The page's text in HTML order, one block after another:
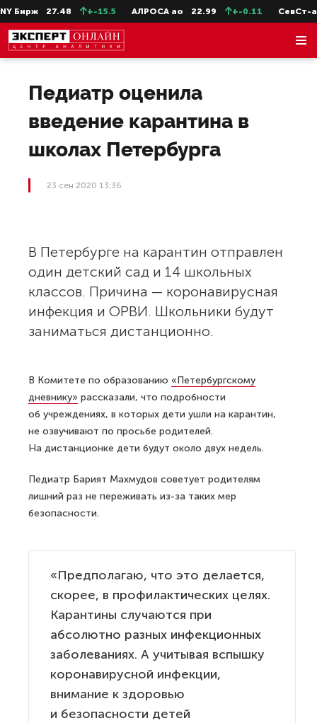
Бирж 27.48 +-15.5 АЛРОСА ао 22.99 +-0.11 СевСт-ао
Педиатр оценила
введение карантина в
школах Петербурга
23 сен 2020 13:36
В Петербурге на карантин отправлен
один детский сад и 14 школьных
классов. Причина — коронавирусная
инфекция и ОРВИ. Школьники будут
заниматься дистанционно.
В Комитете по образованию «Петербургскому
дневнику» рассказали, что подробности
об учреждениях, в которых дети ушли на карантин,
не озвучивают по просьбе родителей.
На дистанционке дети будут около двух недель.
Педиатр Барият Махмудов советует родителям
лишний раз не переживать из-за таких мер
безопасности.
«Предполагаю, что это делается,
скорее, в профилактических целях.
Карантины случаются при
абсолютно разных инфекционных
заболеваниях. А учитывая вспышку
коронавирусной инфекции,
внимание к здоровью
и безопасности детей